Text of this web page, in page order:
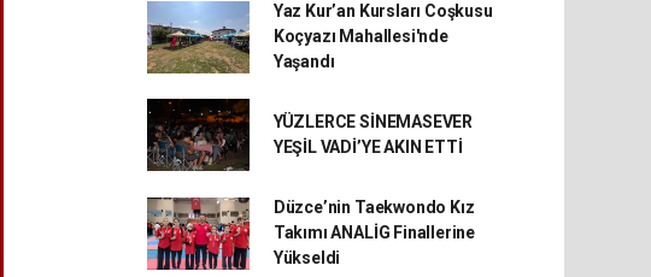
Yaz Kur’an Kursları Coşkusu
Koçyazı Mahallesi'nde
Yaşandı
YÜZLERCE SİNEMASEVER
YEŞİL VADİ’YE AKIN ETTİ
Düzce’nin Taekwondo Kız
Takımı ANALİG Finallerine
Yükseldi